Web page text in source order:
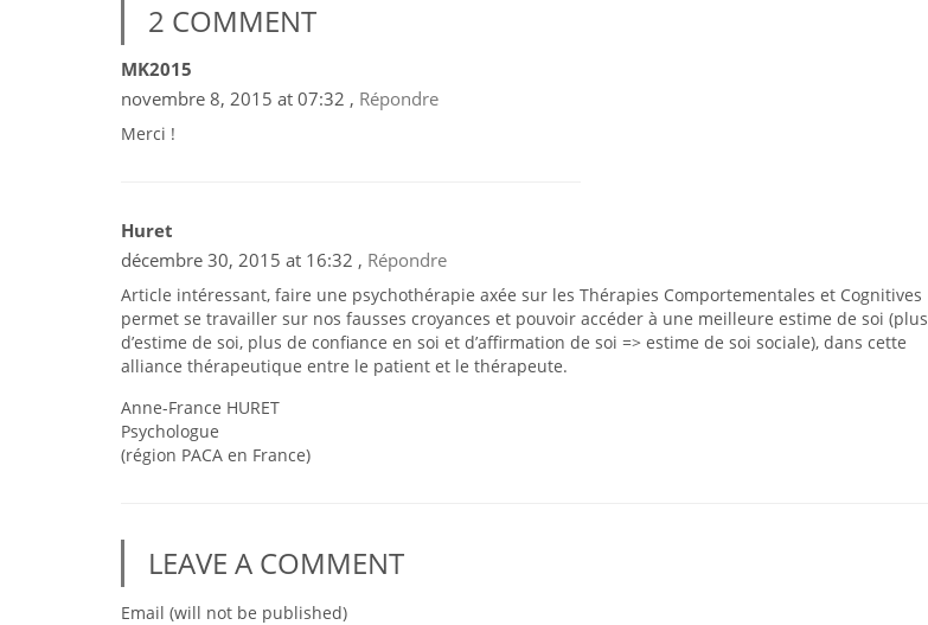
2 COMMENT
MK2015
novembre 8, 2015 at 07:32 , Répondre
Merci !
Huret
décembre 30, 2015 at 16:32 , Répondre
Article intéressant, faire une psychothérapie axée sur les Thérapies Comportementales et Cognitives
permet se travailler sur nos fausses croyances et pouvoir accéder à une meilleure estime de soi (plus
d’estime de soi, plus de confiance en soi et d’affirmation de soi => estime de soi sociale), dans cette
alliance thérapeutique entre le patient et le thérapeute.
Anne-France HURET
Psychologue
(région PACA en France)
LEAVE A COMMENT
Email (will not be published)